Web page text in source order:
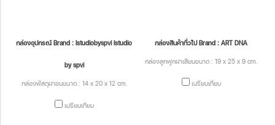
กล่องอุปกรณ์ Brand : Istudiobyspvi Istudio
by spvi
กล่องพัสดุฝาชนขนาด : 14 x 20 x 12 cm.
เปรียบเทียบ
กล่องสินค้าทั่วไป Brand : ART DNA
กล่องลูกฟูกฝาเสียบขนาด : 19 x 25 x 9 cm.
เปรียบเทียบ